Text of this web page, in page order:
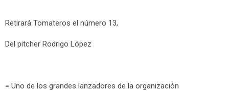
Retirará Tomateros el número 13,
Del pitcher Rodrigo López
= Uno de los grandes lanzadores de la organización